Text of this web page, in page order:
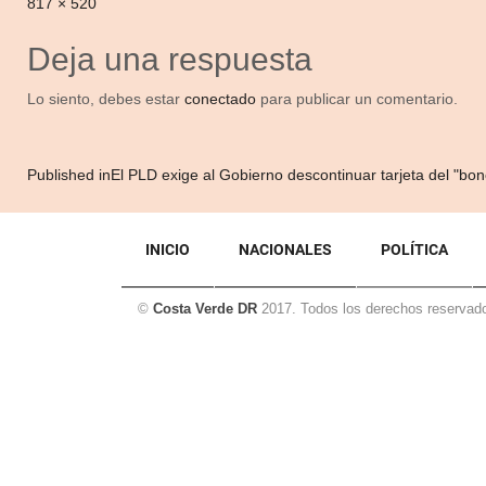
Deja una respuesta
Lo siento, debes estar conectado para publicar un comentario.
Navegación
de
entradas
Published inEl PLD exige al Gobierno descontinuar tarjeta del
INICIO NACIONALES POLÍTICA
© Costa Verde DR 2017. Todos los derechos